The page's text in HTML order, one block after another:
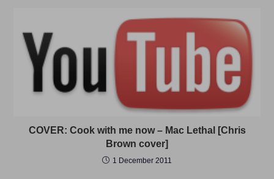
COVER: Cook with me now – Mac Lethal [Chris
Brown cover]
1 December 2011